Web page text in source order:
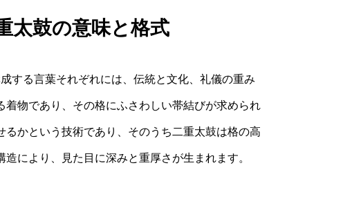
太鼓の意味と格式
する言葉それぞれには、伝統と文化、礼儀の重み
物であり、その格にふさわしい帯結びが求められ
かという技術であり、そのうち二重太鼓は格の高
により、見た目に深みと重厚さが生まれます。